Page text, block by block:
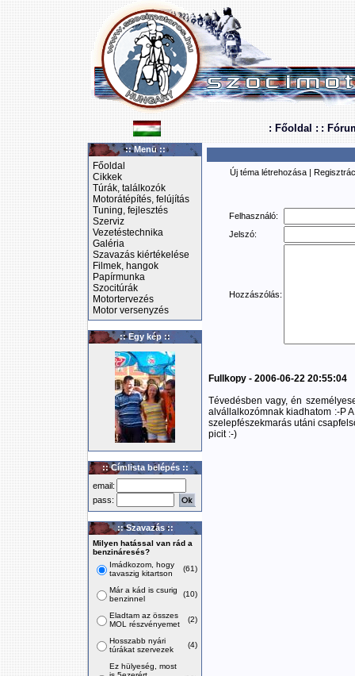
: Főoldal : :
:: Menü ::
Főoldal
Cikkek
Túrák, találkozók
Motorátépítés, felújítás
Tuning, fejlesztés
Szerviz
Vezetéstechnika
Galéria
Szavazás kiértékelése
Filmek, hangok
Papírmunka
Szocitúrák
Motortervezés
Motor versenyzés
:: Egy kép ::
:: Címlista belépés ::
email:
pass:
:: Szavazás ::
Milyen hatással van rád a
benzináresés?
Imádkozom, hogy
tavaszig kitartson
(61)
Már a kád is csurig
benzinnel
(10)
Eladtam az összes
MOL részvényemet
(2)
Hosszabb nyári
túrákat szervezek
(4)
Ez hülyeség, most
Új téma létrehozása |
Felhasználó:
Jelszó:
Hozzászólás:
Fullkopy - 2006-06-22 20:55:04
Tévedésben vagy, én
alvállalkozómnak kiadhatom :-P
szelepfészekmarás utáni
picit :-)